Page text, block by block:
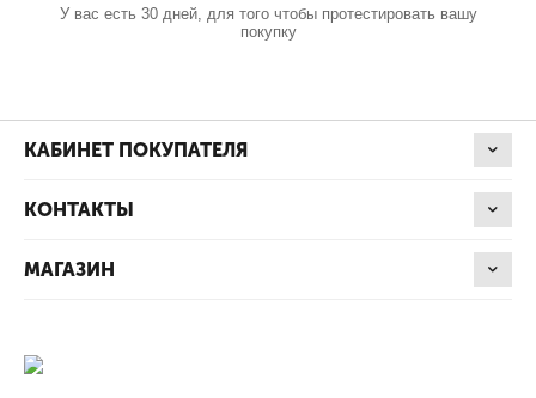
У вас есть 30 дней, для того чтобы протестировать вашу
покупку
КАБИНЕТ ПОКУПАТЕЛЯ
КОНТАКТЫ
МАГАЗИН